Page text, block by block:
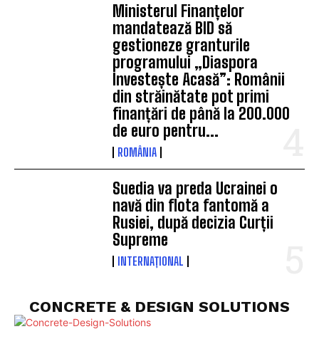
Ministerul Finanțelor
mandatează BID să
gestioneze granturile
programului „Diaspora
Investește Acasă”: Românii
din străinătate pot primi
finanțări de până la 200.000
de euro pentru...
ROMÂNIA
Suedia va preda Ucrainei o
navă din flota fantomă a
Rusiei, după decizia Curții
Supreme
INTERNAȚIONAL
CONCRETE & DESIGN SOLUTIONS